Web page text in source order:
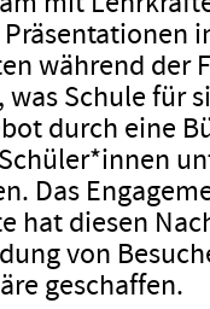
während der
was Schule für
durch eine
Das
hat diesen
von
geschaffen.